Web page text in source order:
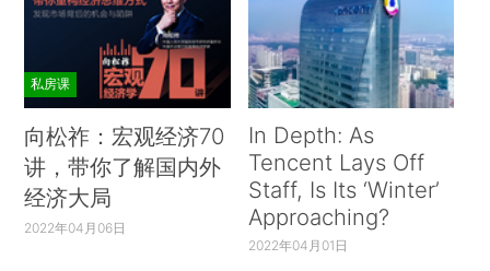
私房课
向松祚：宏观经济70
讲，带你了解国内外
经济大局
2022年04月06日
In Depth: As
Tencent Lays Off
Staff, Is Its ‘Winter’
Approaching?
2022年04月01日